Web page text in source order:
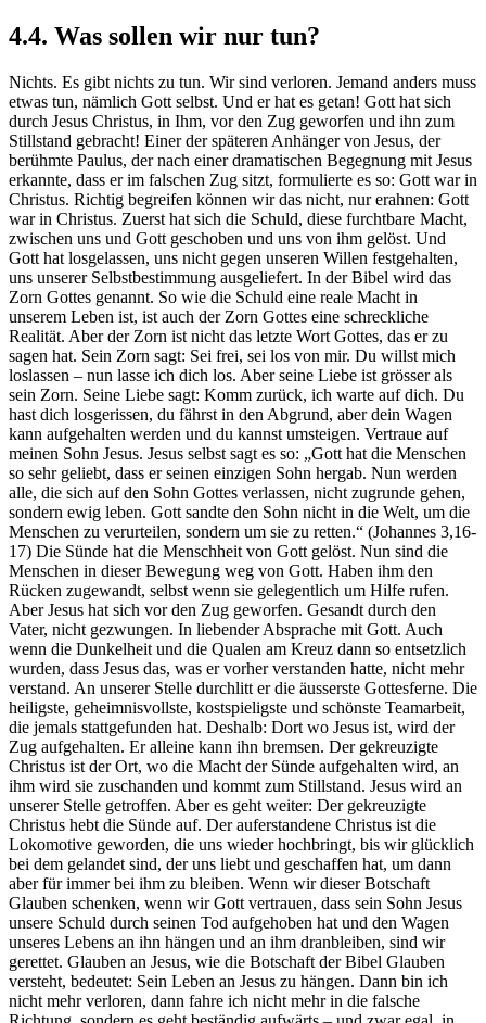
4.4. Was sollen wir nur tun?
Nichts. Es gibt nichts zu tun. Wir sind verloren. Jemand anders muss
etwas tun, nämlich Gott selbst. Und er hat es getan! Gott hat sich
durch Jesus Christus, in Ihm, vor den Zug geworfen und ihn zum
Stillstand gebracht! Einer der späteren Anhänger von Jesus, der
berühmte Paulus, der nach einer dramatischen Begegnung mit Jesus
erkannte, dass er im falschen Zug sitzt, formulierte es so: Gott war in
Christus. Richtig begreifen können wir das nicht, nur erahnen: Gott
war in Christus. Zuerst hat sich die Schuld, diese furchtbare Macht,
zwischen uns und Gott geschoben und uns von ihm gelöst. Und
Gott hat losgelassen, uns nicht gegen unseren Willen festgehalten,
uns unserer Selbstbestimmung ausgeliefert. In der Bibel wird das
Zorn Gottes genannt. So wie die Schuld eine reale Macht in
unserem Leben ist, ist auch der Zorn Gottes eine schreckliche
Realität. Aber der Zorn ist nicht das letzte Wort Gottes, das er zu
sagen hat. Sein Zorn sagt: Sei frei, sei los von mir. Du willst mich
loslassen – nun lasse ich dich los. Aber seine Liebe ist grösser als
sein Zorn. Seine Liebe sagt: Komm zurück, ich warte auf dich. Du
hast dich losgerissen, du fährst in den Abgrund, aber dein Wagen
kann aufgehalten werden und du kannst umsteigen. Vertraue auf
meinen Sohn Jesus. Jesus selbst sagt es so: „Gott hat die Menschen
so sehr geliebt, dass er seinen einzigen Sohn hergab. Nun werden
alle, die sich auf den Sohn Gottes verlassen, nicht zugrunde gehen,
sondern ewig leben. Gott sandte den Sohn nicht in die Welt, um die
Menschen zu verurteilen, sondern um sie zu retten.“ (Johannes 3,16-
17) Die Sünde hat die Menschheit von Gott gelöst. Nun sind die
Menschen in dieser Bewegung weg von Gott. Haben ihm den
Rücken zugewandt, selbst wenn sie gelegentlich um Hilfe rufen.
Aber Jesus hat sich vor den Zug geworfen. Gesandt durch den
Vater, nicht gezwungen. In liebender Absprache mit Gott. Auch
wenn die Dunkelheit und die Qualen am Kreuz dann so entsetzlich
wurden, dass Jesus das, was er vorher verstanden hatte, nicht mehr
verstand. An unserer Stelle durchlitt er die äusserste Gottesferne. Die
heiligste, geheimnisvollste, kostspieligste und schönste Teamarbeit,
die jemals stattgefunden hat. Deshalb: Dort wo Jesus ist, wird der
Zug aufgehalten. Er alleine kann ihn bremsen. Der gekreuzigte
Christus ist der Ort, wo die Macht der Sünde aufgehalten wird, an
ihm wird sie zuschanden und kommt zum Stillstand. Jesus wird an
unserer Stelle getroffen. Aber es geht weiter: Der gekreuzigte
Christus hebt die Sünde auf. Der auferstandene Christus ist die
Lokomotive geworden, die uns wieder hochbringt, bis wir glücklich
bei dem gelandet sind, der uns liebt und geschaffen hat, um dann
aber für immer bei ihm zu bleiben. Wenn wir dieser Botschaft
Glauben schenken, wenn wir Gott vertrauen, dass sein Sohn Jesus
unsere Schuld durch seinen Tod aufgehoben hat und den Wagen
unseres Lebens an ihn hängen und an ihm dranbleiben, sind wir
gerettet. Glauben an Jesus, wie die Botschaft der Bibel Glauben
versteht, bedeutet: Sein Leben an Jesus zu hängen. Dann bin ich
nicht mehr verloren, dann fahre ich nicht mehr in die falsche